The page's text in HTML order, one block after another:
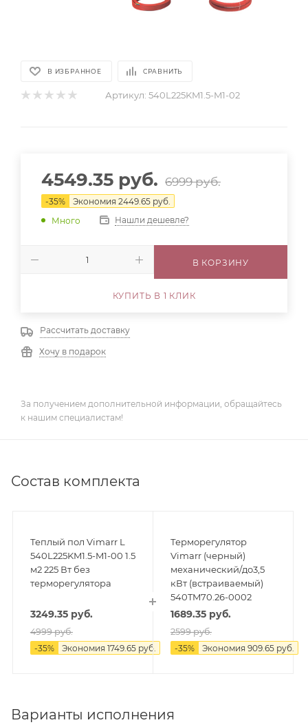
В ИЗБРАННОЕ СРАВНИТЬ
Артикул: 540L225KM1.5-M1-02
4549.35 руб. 6999руб.
-35% Экономия 2449.65 руб.
Много
Нашли дешевле?
В КОРЗИНУ
КУПИТЬ В 1 КЛИК
Рассчитать доставку
Хочу в подарок
За получением дополнительной информации, обращайтесь
к нашим специалистам!
Состав комплекта
Теплый пол Vimarr L
540L225KM1.5-M1-00 1.5
м2 225 Вт без
терморегулятора
3249.35руб.
4999руб.
-35% Экономия 1749.65руб.
Терморегулятор
Vimarr (черный)
механический/до3,5
кВт (встраиваемый)
540TM70.26-0002
1689.35 руб.
2599руб.
-35% Экономия 909.65 руб.
Варианты исполнения